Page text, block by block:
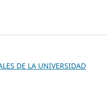
DE LA UNIVERSIDAD